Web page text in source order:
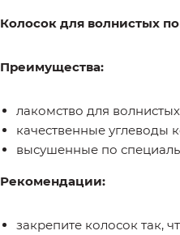
Колосок для волнистых
Преимущества:
лакомство для
качественные углеводы
высушенные по
Рекомендации:
закрепите колосок так,